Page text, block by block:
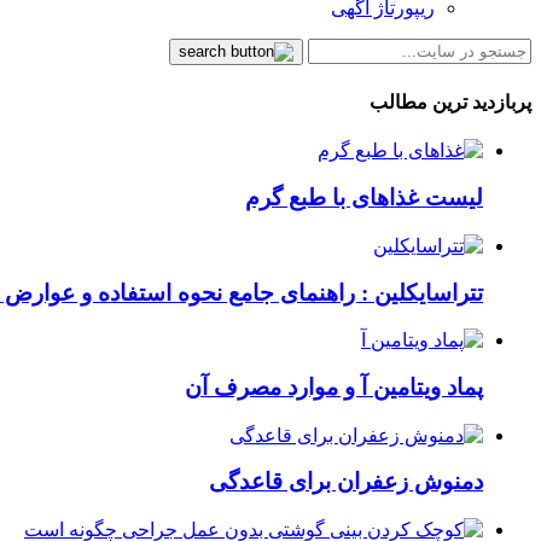
ریپورتاژ آگهی
پربازدید ترین مطالب
لیست غذاهای با طبع گرم
تتراسایکلین : راهنمای جامع نحوه استفاده و عوارض
پماد ویتامین آ و موارد مصرف آن
دمنوش زعفران برای قاعدگی